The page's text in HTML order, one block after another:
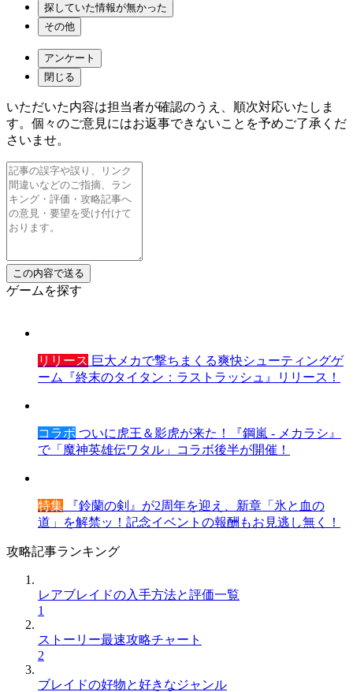
探していた情報が無かった
その他
アンケート
閉じる
いただいた内容は担当者が確認のうえ、順次対応いたしま
す。個々のご意見にはお返事できないことを予めご了承くだ
さいませ。
ゲームを探す
リリース 巨大メカで撃ちまくる爽快シューティングゲ
ーム『終末のタイタン：ラストラッシュ』リリース！
コラボ ついに虎王＆影虎が来た！『鋼嵐 - メカラシ』
で「魔神英雄伝ワタル」コラボ後半が開催！
特集 『鈴蘭の剣』が2周年を迎え、新章「氷と血の
道」を解禁ッ！記念イベントの報酬もお見逃し無く！
攻略記事ランキング
レアブレイドの入手方法と評価一覧
1
ストーリー最速攻略チャート
2
ブレイドの好物と好きなジャンル